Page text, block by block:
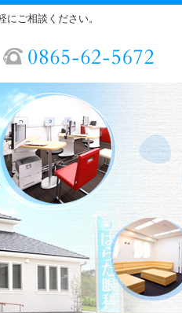
ご相談ください。